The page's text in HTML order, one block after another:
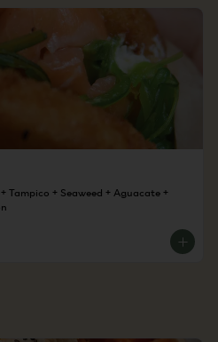
Tampico + Seaweed + Aguacate +